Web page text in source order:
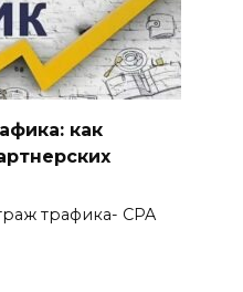
как
трафика- CPA